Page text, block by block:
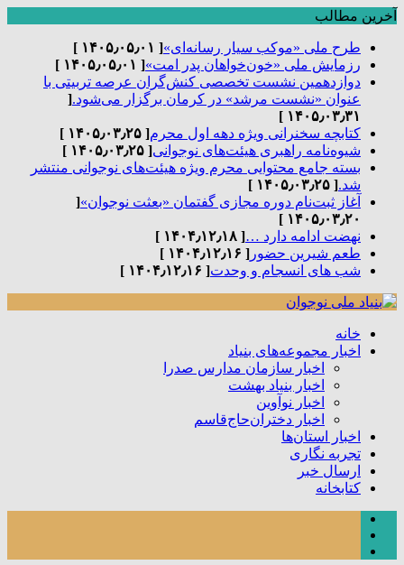
آخرین مطالب
طرح ملی «موکب سیار رسانه‌ای»[ ۱۴۰۵٫۰۵٫۰۱ ]
رزمایش ملی «خون‌خواهان پدر امت»[ ۱۴۰۵٫۰۵٫۰۱ ]
دوازدهمین نشست تخصصی کنش‌گران عرصه تربیتی با
عنوان «نشست مرشد» در کرمان برگزار می‌شود.[
۱۴۰۵٫۰۳٫۳۱ ]
کتابچه سخنرانی ویژه دهه اول محرم[ ۱۴۰۵٫۰۳٫۲۵ ]
شیوه‌نامه راهبری هیئت‌های نوجوانی[ ۱۴۰۵٫۰۳٫۲۵ ]
بسته جامع محتوایی محرم ویژه هیئت‌های نوجوانی منتشر
شد.[ ۱۴۰۵٫۰۳٫۲۵ ]
آغاز ثبت‌نام دوره مجازی گفتمان «بعثت نوجوان»[
۱۴۰۵٫۰۳٫۲۰ ]
نهضت ادامه دارد …[ ۱۴۰۴٫۱۲٫۱۸ ]
طعم شیرین حضور [ ۱۴۰۴٫۱۲٫۱۶ ]
شب های انسجام و وحدت[ ۱۴۰۴٫۱۲٫۱۶ ]
خانه
اخبار مجموعه‌های بنیاد
اخبار سازمان مدارس صدرا
اخبار بنیاد بهشت
اخبار نوآوین
اخبار دختران‌حاج‌قاسم
اخبار استان‌ها
تجربه نگاری
ارسال خبر
کتابخانه